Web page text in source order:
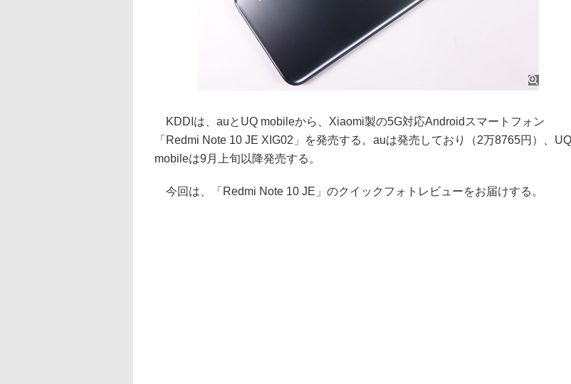
KDDIは、auとUQ mobileから、Xiaomi製の5G対応Androidスマートフォン
「Redmi Note 10 JE XIG02」を発売する。auは発売しており（2万8765円）、UQ
mobileは9月上旬以降発売する。
今回は、「Redmi Note 10 JE」のクイックフォトレビューをお届けする。